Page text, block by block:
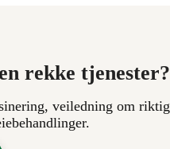
rekke tjenester?
veiledning om riktig